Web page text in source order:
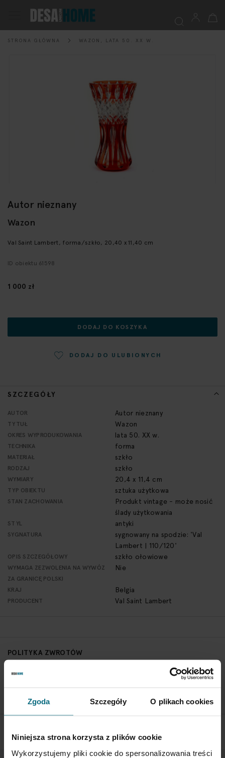
Zgoda Szczegóły O plikach cookies
Niniejsza strona korzysta z plików cookie
Wykorzystujemy pliki cookie do spersonalizowania treści
Mój
STRONA GŁÓWNA WAZON, LATA 50. XX W.
galerii
SZCZEGÓŁY
Więcej
informacji
AUTOR Autor nieznany
TYTUŁ Wazon
OKRES WYPRODUKOWANIA lata 50. XX w.
TECHNIKA forma
MATERIAŁ szkło
RODZAJ szkło
WYMIARY 20,4 x 11,4 cm
TYP OBIEKTU sztuka użytkowa
STAN ZACHOWANIA
Produkt vintage - może nosić
ślady użytkowania
STYL antyki
SYGNATURA
sygnowany na spodzie: 'Val
Lambert | 110/120'
OPIS SZCZEGÓŁOWY szkło ołowiowe
WYMAGA ZEZWOLENIA NA WYWÓZ
ZA GRANICĘ POLSKI
Nie
KRAJ Belgia
PRODUCENT Val Saint Lambert
POLITYKA ZWROTÓW
Aby zwrócić obiekt skontaktuj się z Biurem Obsługi w ciągu 3
SPRAWDŹ SZCZEGÓŁY
Autor nieznany
Val Saint Lambert, forma/szkło, 20,40 x 11,40 cm
Wazon
ID obiektu 61598
1 000 zł
DODAJ DO KOSZYKA
DODAJ DO ULUBIONYCH